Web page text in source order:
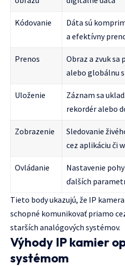
Kódovanie
Dáta sú
a efektívny
Prenos
Obraz a zvuk sa
alebo globálnu
Uloženie
Záznam sa
rekordér alebo
Zobrazenie
Sledovanie
cez aplikáciu či
Ovládanie
Nastavenie
ďalších
Tieto body ukazujú, že IP
schopné komunikovať priamo
starších analógových systémov.
Výhody IP kamier
systémom